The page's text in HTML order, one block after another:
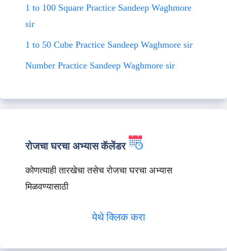
1 to 100 Square Practice Sandeep Waghmore
sir
1 to 50 Cube Practice Sandeep Waghmore sir
Number Practice Sandeep Waghmore sir
रोजचा घरचा अभ्यास कॅलेंडर
कोणत्याही तारखेचा तसेच रोजचा घरचा अभ्यास
मिळवण्यासाठी
येथे क्लिक करा